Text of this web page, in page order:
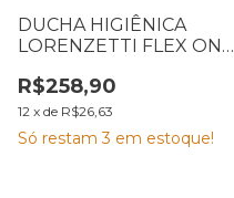
DUCHA HIGIÊNICA
LORENZETTI FLEX ONE
R$258,90
12 x de R$26,63
Só restam3 em estoque!